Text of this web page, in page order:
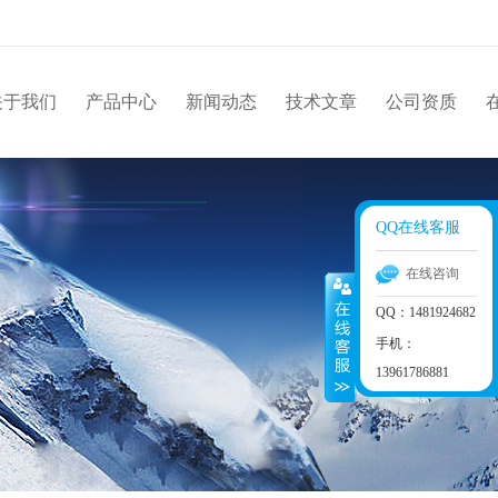
我们 产品中心 新闻动态 技术文章 公司资质
QQ在线客服
在线咨询
QQ：1481924682
手机：
13961786881